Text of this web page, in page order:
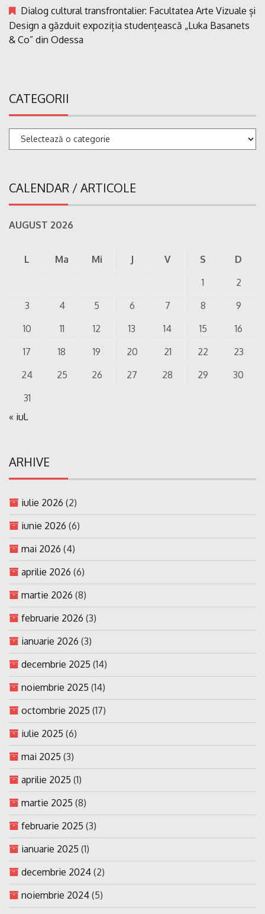
Dialog cultural transfrontalier: Facultatea Arte Vizuale și
Design a găzduit expoziția studențească „Luka Basanets
& Co” din Odessa
CATEGORII
Categorii
CALENDAR / ARTICOLE
AUGUST 2026
L Ma Mi J V S
D
1
2
3
4 5 6 7 8
9
10
11 12 13 14 15
16
17
18 19 20 21 22
23
24
25 26 27 28 29
30
31
« iul.
ARHIVE
iulie 2026 (2)
iunie 2026 (6)
mai 2026 (4)
aprilie 2026 (6)
martie 2026 (8)
februarie 2026 (3)
ianuarie 2026 (3)
decembrie 2025 (14)
noiembrie 2025 (14)
octombrie 2025 (17)
iulie 2025 (6)
mai 2025 (3)
aprilie 2025 (1)
martie 2025 (8)
februarie 2025 (3)
ianuarie 2025 (1)
decembrie 2024 (2)
noiembrie 2024 (5)